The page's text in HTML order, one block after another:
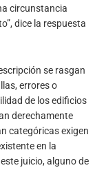
circunstancia
dice la respuesta
se rasgan
errores o
de los edificios
derechamente
categóricas exigen
en la
juicio, alguno de